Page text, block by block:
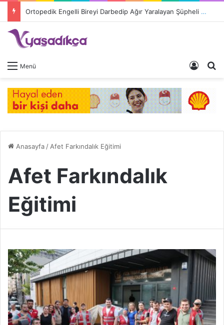
Ortopedik Engelli Bireyi Darbedip Ağır Yaralayan Şüpheli Tutuklandı
Menü Giriş
Anasayfa/Afet Farkındalık Eğitimi
Afet Farkındalık
Eğitimi